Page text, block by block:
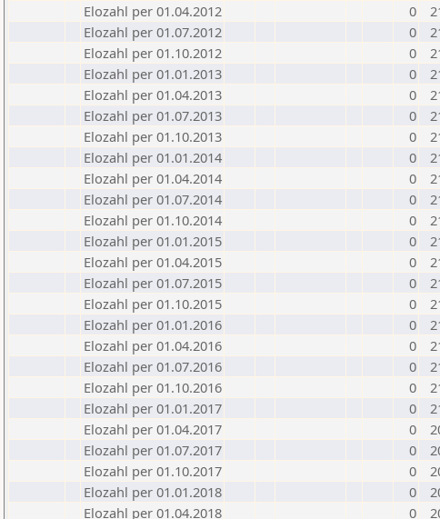
Elozahl per 01.04.2012
0
Elozahl per 01.07.2012
0
Elozahl per 01.10.2012
0
Elozahl per 01.01.2013
0
Elozahl per 01.04.2013
0
Elozahl per 01.07.2013
0
Elozahl per 01.10.2013
0
Elozahl per 01.01.2014
0
Elozahl per 01.04.2014
0
Elozahl per 01.07.2014
0
Elozahl per 01.10.2014
0
Elozahl per 01.01.2015
0
Elozahl per 01.04.2015
0
Elozahl per 01.07.2015
0
Elozahl per 01.10.2015
0
Elozahl per 01.01.2016
0
Elozahl per 01.04.2016
0
Elozahl per 01.07.2016
0
Elozahl per 01.10.2016
0
Elozahl per 01.01.2017
0
Elozahl per 01.04.2017
0
Elozahl per 01.07.2017
0
Elozahl per 01.10.2017
0
Elozahl per 01.01.2018
0
Elozahl per 01.04.2018
0